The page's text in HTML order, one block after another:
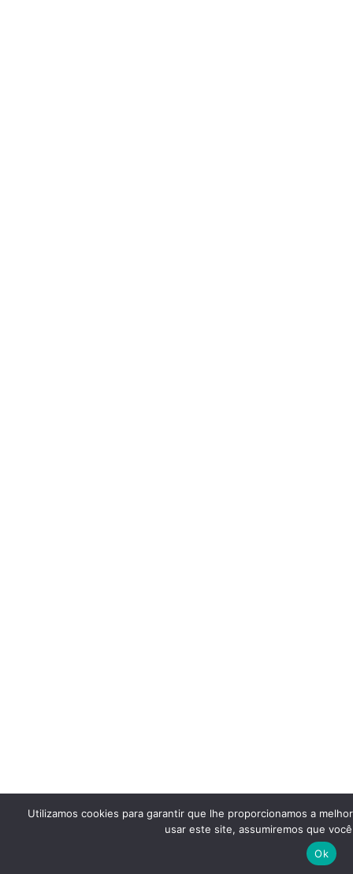
Utilizamos cookies para garantir que lhe proporcionamos a
usar este site, assumiremos que
Ok